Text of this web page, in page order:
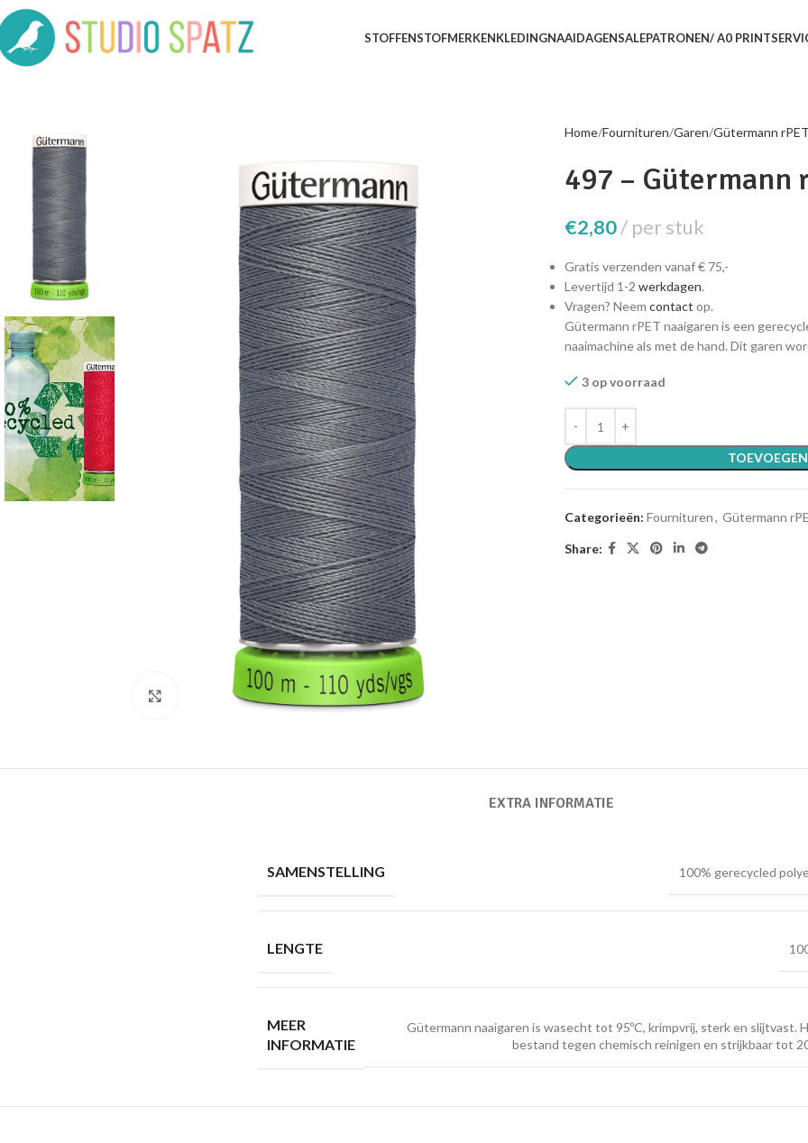
STOFFENSTOFMERKENKLEDINGNAAIDAGENSALEPATRONEN/ A0
Click to enlarge
Home Fournituren Garen Gütermann rPET
497 – Gütermann
€2,80 per stuk
Gratis verzenden vanaf € 75,-
Levertijd 1-2 werkdagen.
Vragen? Neem contact op.
Gütermann rPET naaigaren is een
naaimachine als met de hand. Dit garen
3 op voorraad
Categorieën: Fournituren, Gütermann
Share:
EXTRA INFORMATIE
SAMENSTELLING 100% gerecycled
LENGTE
MEER
INFORMATIE
Gütermann naaigaren is wasecht tot 95ºC, krimpvrij, sterk en slijtvast.
bestand tegen chemisch reinigen en strijkbaar tot